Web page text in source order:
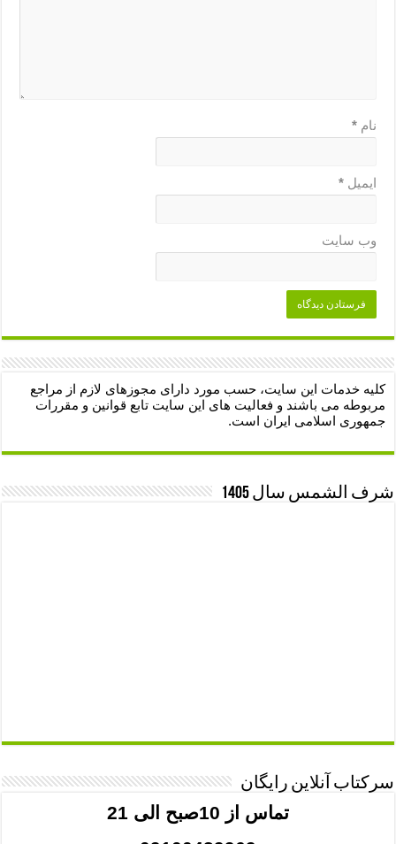
نام*
ایمیل*
وب‌ سایت
کلیه خدمات این سایت، حسب مورد دارای مجوزهای لازم از مراجع
مربوطه می باشند و فعالیت های این سایت تابع قوانین و مقررات
جمهوری اسلامی ایران است.
شرف الشمس سال 1405
سرکتاب آنلاین رایگان
تماس از 10صبح الی 21